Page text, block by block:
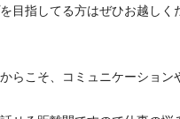
ロン見学も可能です☆彡
ちしております！
目指してる方はぜひお越し
らこそ、コミュニケーション